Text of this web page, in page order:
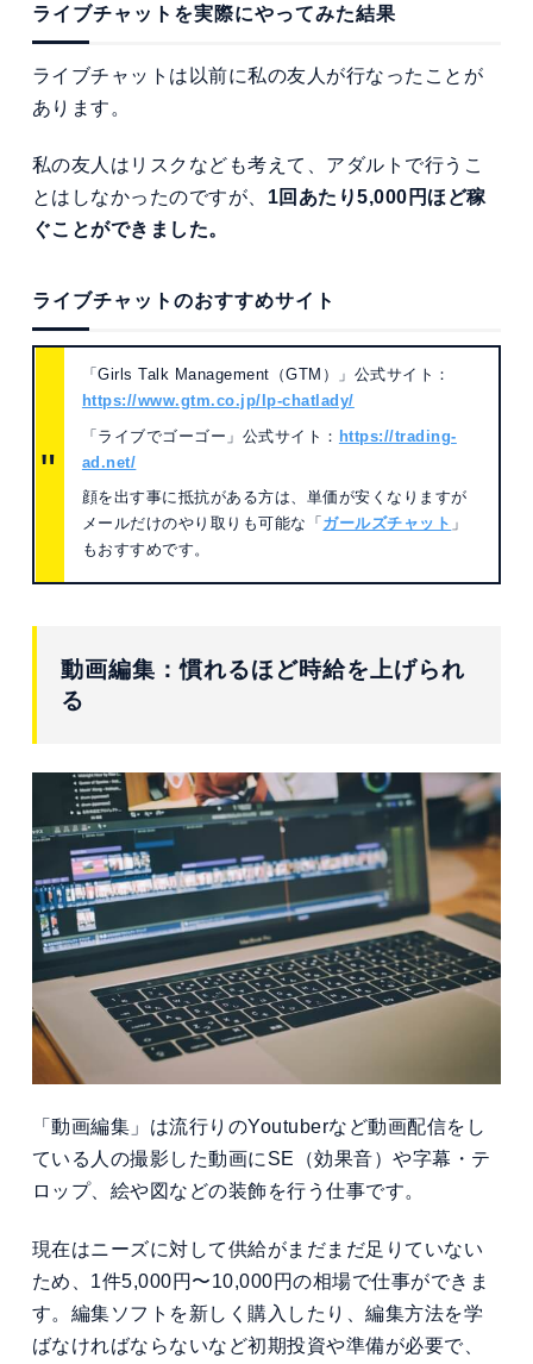
ライブチャットを実際にやってみた結果
ライブチャットは以前に私の友人が行なったことが
あります。
私の友人はリスクなども考えて、アダルトで行うこ
とはしなかったのですが、 1回あたり5,000円ほど稼
ぐことができました。
ライブチャットのおすすめサイト
「Girls Talk Management（GTM）」公式サイト：
https://www.gtm.co.jp/lp-chatlady/
「ライブでゴーゴー」公式サイト： https://trading-
ad.net/
顔を出す事に抵抗がある方は、単価が安くなりますが
メールだけのやり取りも可能な「 ガールズチャット 」
もおすすめです。
動画編集：慣れるほど時給を上げられ
る
「動画編集」は流行りのYoutuberなど動画配信をし
ている人の撮影した動画にSE（効果音）や字幕・テ
ロップ、絵や図などの装飾を行う仕事です。
現在はニーズに対して供給がまだまだ足りていない
ため、1件5,000円〜10,000円の相場で仕事ができま
す。編集ソフトを新しく購入したり、編集方法を学
ばなければならないなど初期投資や準備が必要で、